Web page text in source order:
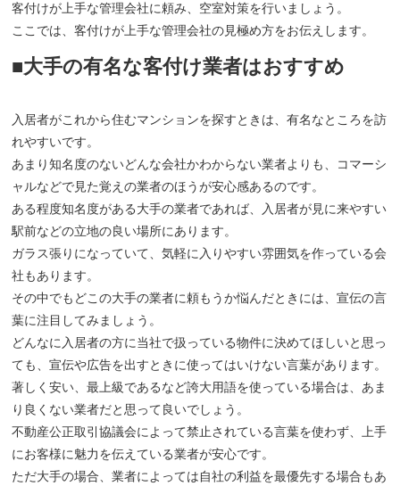
客付けが上手な管理会社に頼み、空室対策を行いましょう。
ここでは、客付けが上手な管理会社の見極め方をお伝えします。
■大手の有名な客付け業者はおすすめ
入居者がこれから住むマンションを探すときは、有名なところを訪
れやすいです。
あまり知名度のないどんな会社かわからない業者よりも、コマーシ
ャルなどで見た覚えの業者のほうが安心感あるのです。
ある程度知名度がある大手の業者であれば、入居者が見に来やすい
駅前などの立地の良い場所にあります。
ガラス張りになっていて、気軽に入りやすい雰囲気を作っている会
社もあります。
その中でもどこの大手の業者に頼もうか悩んだときには、宣伝の言
葉に注目してみましょう。
どんなに入居者の方に当社で扱っている物件に決めてほしいと思っ
ても、宣伝や広告を出すときに使ってはいけない言葉があります。
著しく安い、最上級であるなど誇大用語を使っている場合は、あま
り良くない業者だと思って良いでしょう。
不動産公正取引協議会によって禁止されている言葉を使わず、上手
にお客様に魅力を伝えている業者が安心です。
ただ大手の場合、業者によっては自社の利益を最優先する場合もあ